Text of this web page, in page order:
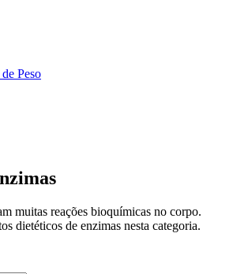
Peso
muitas reações bioquímicas no corpo.
dietéticos de enzimas nesta categoria.